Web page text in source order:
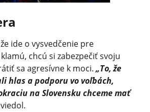
ide o vysvedčenie pre
chcú si zabezpečiť svoju
sa agresívne k moci. „To, že
hlas a podporu vo voľbách,
na Slovensku chceme mať